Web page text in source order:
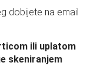
dobijete na email
ili uplatom
skeniranjem